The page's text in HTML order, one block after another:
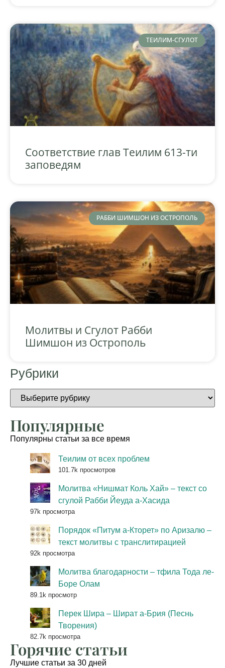
ТЕИЛИМ-СГУЛОТ
Соответствие глав Теилим 613-ти
заповедям
РАББИ ШИМШОН ИЗ ОСТРОПОЛЬ
Молитвы и Сгулот Рабби
Шимшон из Острополь
Рубрики
Популярные
Популярны статьи за все время
Теилим от всех проблем
101.7k просмотров
Молитва «Нишмат Коль Хай» – текст со
сгулой Рабби Йеуда а-Хасида
97k просмотра
Порядок «Питум а-Кторет» по Аризалю –
текст молитвы с транслитирацией
92k просмотра
Молитва благодарности – тфила Тода ле-
Боре Олам
89.1k просмотр
Перек Шира – Шират а-Брия (Песнь
Творения)
82.7k просмотра
Горячие статьи
Лучшие статьи за 30 дней